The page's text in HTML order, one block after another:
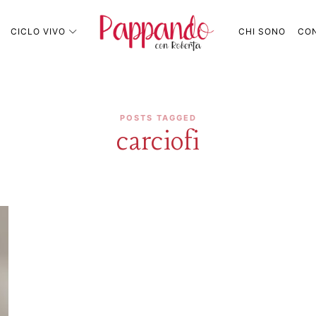
CICLO VIVO Pappando.it CHI SONO
POSTS TAGGED
carciofi